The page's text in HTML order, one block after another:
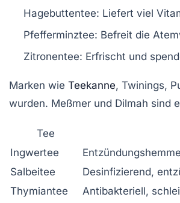
Hagebuttentee: Liefert viel
Pfefferminztee: Befreit die
Zitronentee: Erfrischt und
Marken wie Teekanne, Twinings,
wurden. Meßmer und Dilmah sind
Tee
Ingwertee
Salbeitee
Desinfizierend,
Thymiantee
Antibakteriell,